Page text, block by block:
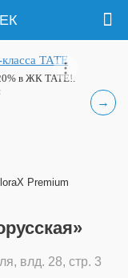
→
ТАТЕ
в ЖК ТАТЕ!.
Premium
влд. 28, стр. 3